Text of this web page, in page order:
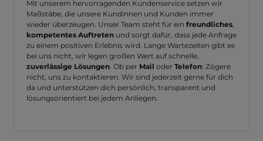
Mit unserem hervorragenden Kundenservice setzen wir
Maßstäbe, die unsere Kundinnen und Kunden immer
wieder überzeugen. Unser Team steht für ein freundliches,
kompetentes Auftreten und sorgt dafür, dass jede Anfrage
zu einem positiven Erlebnis wird. Lange Wartezeiten gibt es
bei uns nicht, wir legen großen Wert auf schnelle,
zuverlässige Lösungen. Ob per Mail oder Telefon: Zögere
nicht, uns zu kontaktieren. Wir sind jederzeit gerne für dich
da und unterstützen dich persönlich, transparent und
lösungsorientiert bei jedem Anliegen.